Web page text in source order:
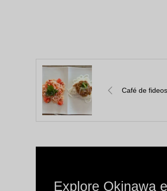
Café de
Explore Okinawa